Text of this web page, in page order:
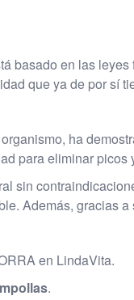
basado en las
que ya de por sí
ha
para eliminar
sin
Además, gracias
en LindaVita.
.